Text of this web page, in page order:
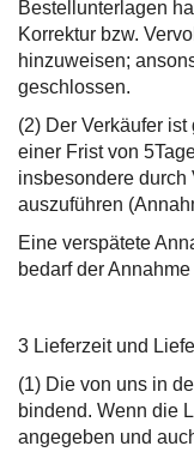
Bestellunterlagen
Korrektur bzw.
hinzuweisen;
geschlossen.
(2) Der Verkäufer
einer Frist von
insbesondere durch
auszuführen
Eine verspätete
bedarf der
3 Lieferzeit und
(1) Die von uns in
bindend. Wenn die
angegeben und